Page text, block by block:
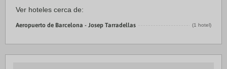
Ver hoteles cerca de:
Aeropuerto de Barcelona - Josep Tarradellas (1 hotel)